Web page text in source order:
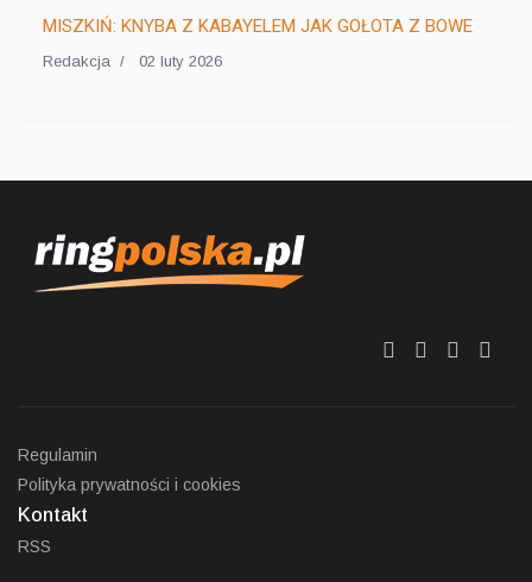
MISZKIŃ: KNYBA Z KABAYELEM JAK GOŁOTA Z BOWE
Redakcja 02 luty 2026
Regulamin
Polityka prywatności i cookies
Kontakt
RSS